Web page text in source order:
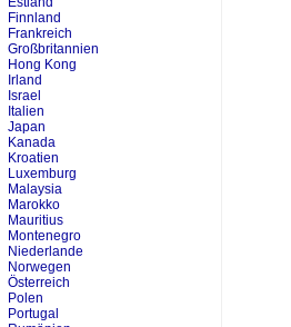
Finnland
Frankreich
Großbritannien
Hong Kong
Irland
Israel
Italien
Japan
Kanada
Kroatien
Luxemburg
Malaysia
Marokko
Mauritius
Montenegro
Niederlande
Norwegen
Österreich
Polen
Portugal